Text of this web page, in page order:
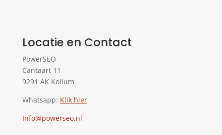
Locatie en Contact
PowerSEO
Cantaart 11
9291 AK Kollum
Whatsapp: Klik hier
Info@powerseo.nl